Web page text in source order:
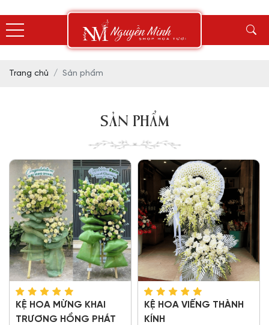
Trang chủ Sản phẩm
SẢN PHẨM
KỆ HOA MỪNG KHAI
TRƯƠNG HỒNG PHÁT
KỆ HOA VIẾNG THÀNH
KÍNH